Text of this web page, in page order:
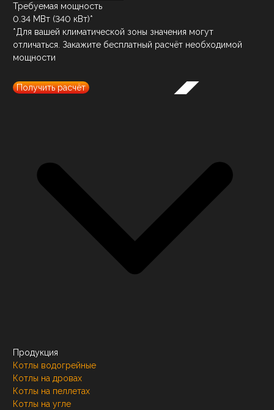
Требуемая мощность
0.34 МВт (340 кВт)*
*Для вашей климатической зоны значения могут
отличаться. Закажите бесплатный расчёт необходимой
мощности
Получить расчёт
Продукция
Котлы водогрейные
Котлы на дровах
Котлы на пеллетах
Котлы на угле